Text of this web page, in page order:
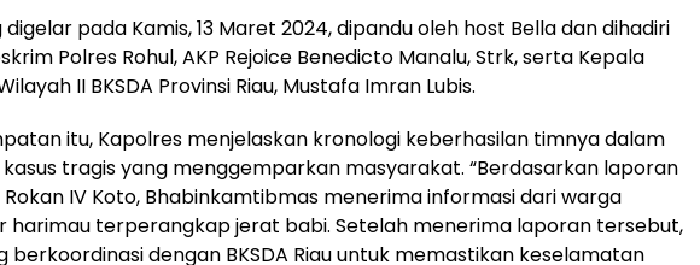
pada Kamis, 13 Maret 2024, dipandu oleh host Bella dan dihadiri
Polres Rohul, AKP Rejoice Benedicto Manalu, Strk, serta Kepala
II BKSDA Provinsi Riau, Mustafa Imran Lubis.
itu, Kapolres menjelaskan kronologi keberhasilan timnya dalam
tragis yang menggemparkan masyarakat. “Berdasarkan laporan
IV Koto, Bhabinkamtibmas menerima informasi dari warga
harimau terperangkap jerat babi. Setelah menerima laporan tersebut,
berkoordinasi dengan BKSDA Riau untuk memastikan keselamatan